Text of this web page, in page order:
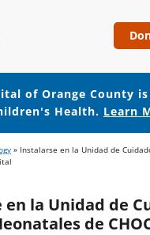
of Orange County
Health. Learn
» Instalarse en la Unidad de
la Unidad de
de